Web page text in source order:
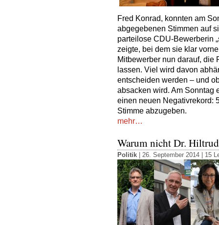
Fred Konrad, konnten am
abgegebenen Stimmen auf
parteilose CDU-Bewerberin
zeigte, bei dem sie klar
Mitbewerber nun darauf, die
lassen. Viel wird davon
entscheiden werden – und
absacken wird. Am Sonntag
einen neuen Negativrekord:
Stimme abzugeben.
mehr…
Warum nicht Dr.
Politik | 26. September 2014 | 15